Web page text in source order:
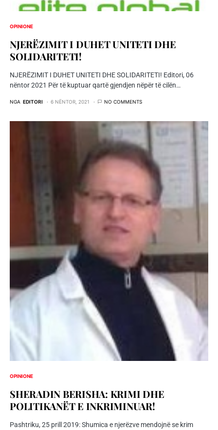
OPINIONE
NJERËZIMIT I DUHET UNITETI DHE
SOLIDARITETI!
NJERËZIMIT I DUHET UNITETI DHE SOLIDARITETI! Editori, 06
nëntor 2021 Për të kuptuar qartë gjendjen nëpër të cilën…
NGA EDITORI 6 NËNTOR, 2021 NO COMMENTS
OPINIONE
SHERADIN BERISHA: KRIMI DHE
POLITIKANËT E INKRIMINUAR!
Pashtriku, 25 prill 2019: Shumica e njerëzve mendojnë se krim